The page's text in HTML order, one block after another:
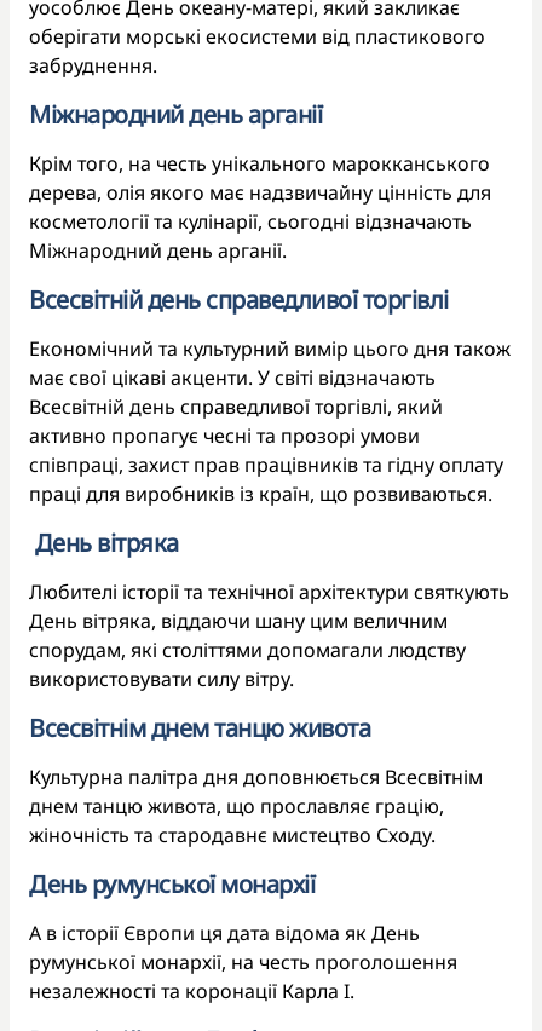
уособлює День океану-матері, який закликає
оберігати морські екосистеми від пластикового
забруднення.
Міжнародний день арганії
Крім того, на честь унікального марокканського
дерева, олія якого має надзвичайну цінність для
косметології та кулінарії, сьогодні відзначають
Міжнародний день арганії.
Всесвітній день справедливої торгівлі
Економічний та культурний вимір цього дня також
має свої цікаві акценти. У світі відзначають
Всесвітній день справедливої торгівлі, який
активно пропагує чесні та прозорі умови
співпраці, захист прав працівників та гідну оплату
праці для виробників із країн, що розвиваються.
День вітряка
Любителі історії та технічної архітектури святкують
День вітряка, віддаючи шану цим величним
спорудам, які століттями допомагали людству
використовувати силу вітру.
Всесвітнім днем танцю живота
Культурна палітра дня доповнюється Всесвітнім
днем танцю живота, що прославляє грацію,
жіночність та стародавнє мистецтво Сходу.
День румунської монархії
А в історії Європи ця дата відома як День
румунської монархії, на честь проголошення
незалежності та коронації Карла I.